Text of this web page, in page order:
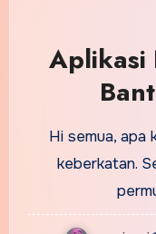
Aplikasi
Hi semua, apa
keberkatan.